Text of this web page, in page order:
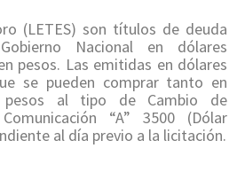
(LETES) son títulos de deuda
Nacional en dólares
pesos. Las emitidas en dólares
se pueden comprar tanto en
al tipo de Cambio de
“A” 3500 (Dólar
al día previo a la licitación.